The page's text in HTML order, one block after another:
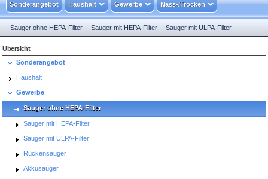
Sonderangebot Haushalt Gewerbe Nass-/Trocken
Sauger ohne HEPA-Filter Sauger mit HEPA-Filter Sauger mit ULPA-Filter
Übersicht
Sonderangebot
Haushalt
Gewerbe
Sauger ohne HEPA-Filter
Sauger mit HEPA-Filter
Sauger mit ULPA-Filter
Rückensauger
Akkusauger